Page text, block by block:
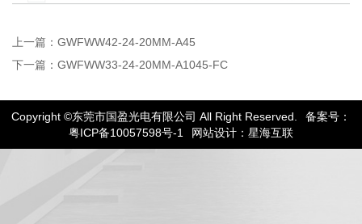
上一篇：GWFWW42-24-20MM-A45
下一篇：GWFWW33-24-20MM-A1045-FC
Copyright ©东莞市国盈光电有限公司 All Right Reserved.
备案号：
粤ICP备10057598号-1
网站设计：星海互联